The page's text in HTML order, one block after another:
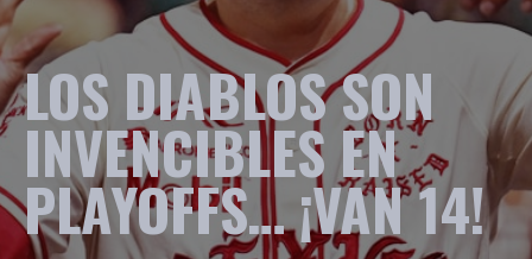
LOS DIABLOS SON
INVENCIBLES EN
PLAYOFFS… ¡VAN 14!